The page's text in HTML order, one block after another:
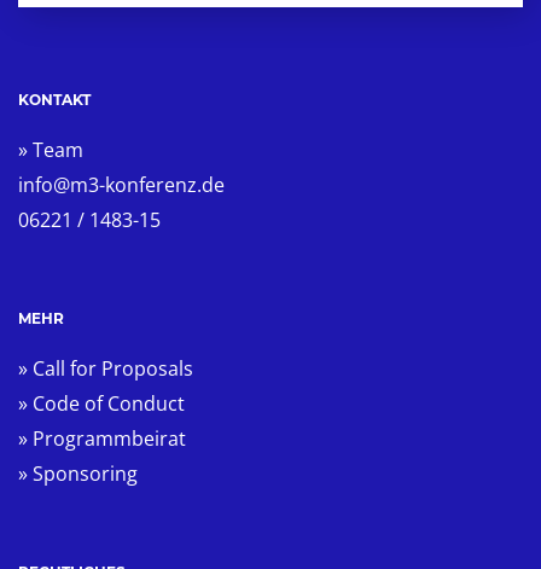
KONTAKT
» Team
info@m3-konferenz.de
06221 / 1483-15
MEHR
» Call for Proposals
» Code of Conduct
» Programmbeirat
» Sponsoring